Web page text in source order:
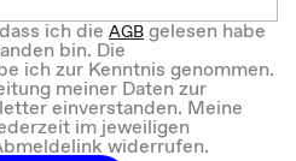
ich dieAGBgelesen habe
bin. Die
ich zur Kenntnis genommen.
meiner Daten zur
einverstanden. Meine
im jeweiligen
widerrufen.